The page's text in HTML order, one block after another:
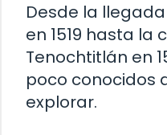
Desde la
en 1519 hasta la
Tenochtitlán en
poco conocidos
explorar.